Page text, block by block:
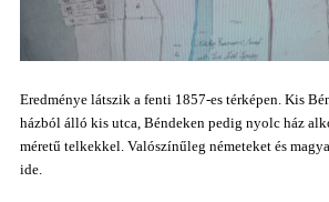
Eredménye látszik a fenti 1857-es térképen. Kis
házból álló kis utca, Béndeken pedig nyolc ház
méretű telkekkel. Valószínűleg németeket és
ide.